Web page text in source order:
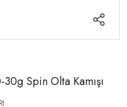
Spin Olta Kamışı